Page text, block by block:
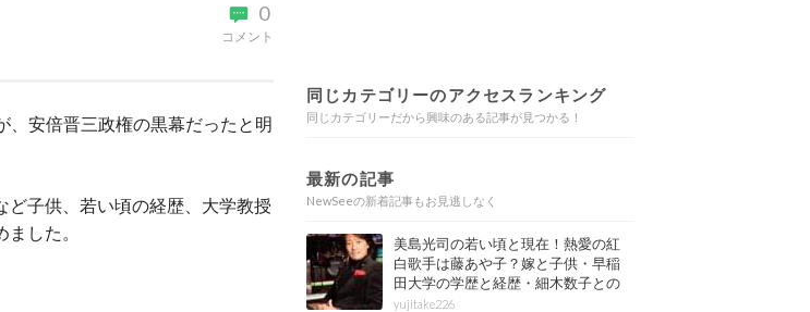
0
コメント
、安倍晋三政権の黒幕だったと明
ど子供、若い頃の経歴、大学教授
した。
同じカテゴリーのアクセスランキング
同じカテゴリーだから興味のある記事が見つかる！
最新の記事
NewSeeの新着記事もお見逃しなく
美島光司の若い頃と現在！熱愛の紅
白歌手は藤あや子？嫁と子供・早稲
田大学の学歴と経歴・細木数子との
確執もまとめ
yujitake226